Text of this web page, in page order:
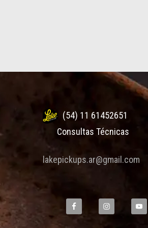
(54) 11 61452651
Consultas Técnicas
lakepickups.ar@gmail.com